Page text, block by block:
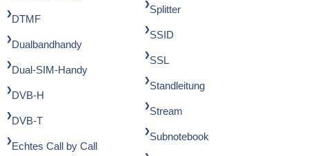
DTMF
Dualbandhandy
Dual-SIM-Handy
DVB-H
DVB-T
Echtes Call by Call
Splitter
SSID
SSL
Standleitung
Stream
Subnotebook